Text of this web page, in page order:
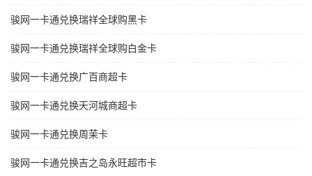
骏网一卡通兑换瑞祥全球购黑卡
骏网一卡通兑换瑞祥全球购白金卡
骏网一卡通兑换广百商超卡
骏网一卡通兑换天河城商超卡
骏网一卡通兑换周茉卡
骏网一卡通兑换吉之岛永旺超市卡